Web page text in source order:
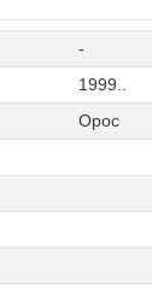
-
1999..
Орос